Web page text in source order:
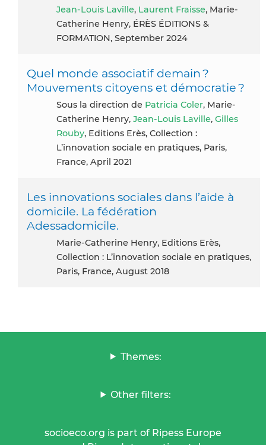
Jean-Louis Laville, Laurent Fraisse, Marie-
Catherine Henry, ÉRÈS ÉDITIONS &
FORMATION, September 2024
Quel monde associatif demain ?
Mouvements citoyens et démocratie ?
Sous la direction de Patricia Coler, Marie-
Catherine Henry, Jean-Louis Laville, Gilles
Rouby, Editions Erès, Collection :
L’innovation sociale en pratiques, Paris,
France, April 2021
Les innovations sociales dans l’aide à
domicile. La fédération
Adessadomicile.
Marie-Catherine Henry, Editions Erès,
Collection : L’innovation sociale en pratiques,
Paris, France, August 2018
Themes:
Other filters:
socioeco.org is part of Ripess Europe